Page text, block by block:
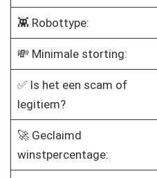
👾 Robottype:
💸 Minimale storting:
✅ Is het een scam of
legitiem?
🚀 Geclaimd
winstpercentage: